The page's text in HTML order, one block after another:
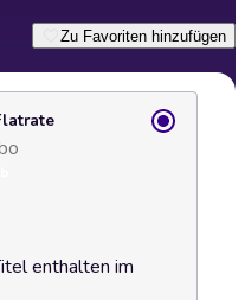
Zu Favoriten hinzufügen
enthalten im